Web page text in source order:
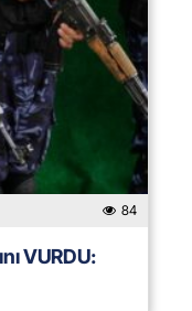
84
VURDU: